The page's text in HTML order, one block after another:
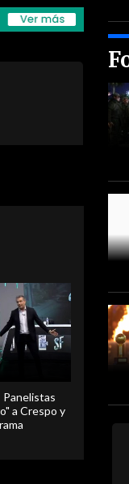
Panelistas
a Crespo y